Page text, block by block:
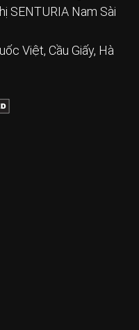
SENTURIA Nam Sài
Việt, Cầu Giấy, Hà